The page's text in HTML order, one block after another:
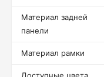
Материал задней
панели
Материал рамки